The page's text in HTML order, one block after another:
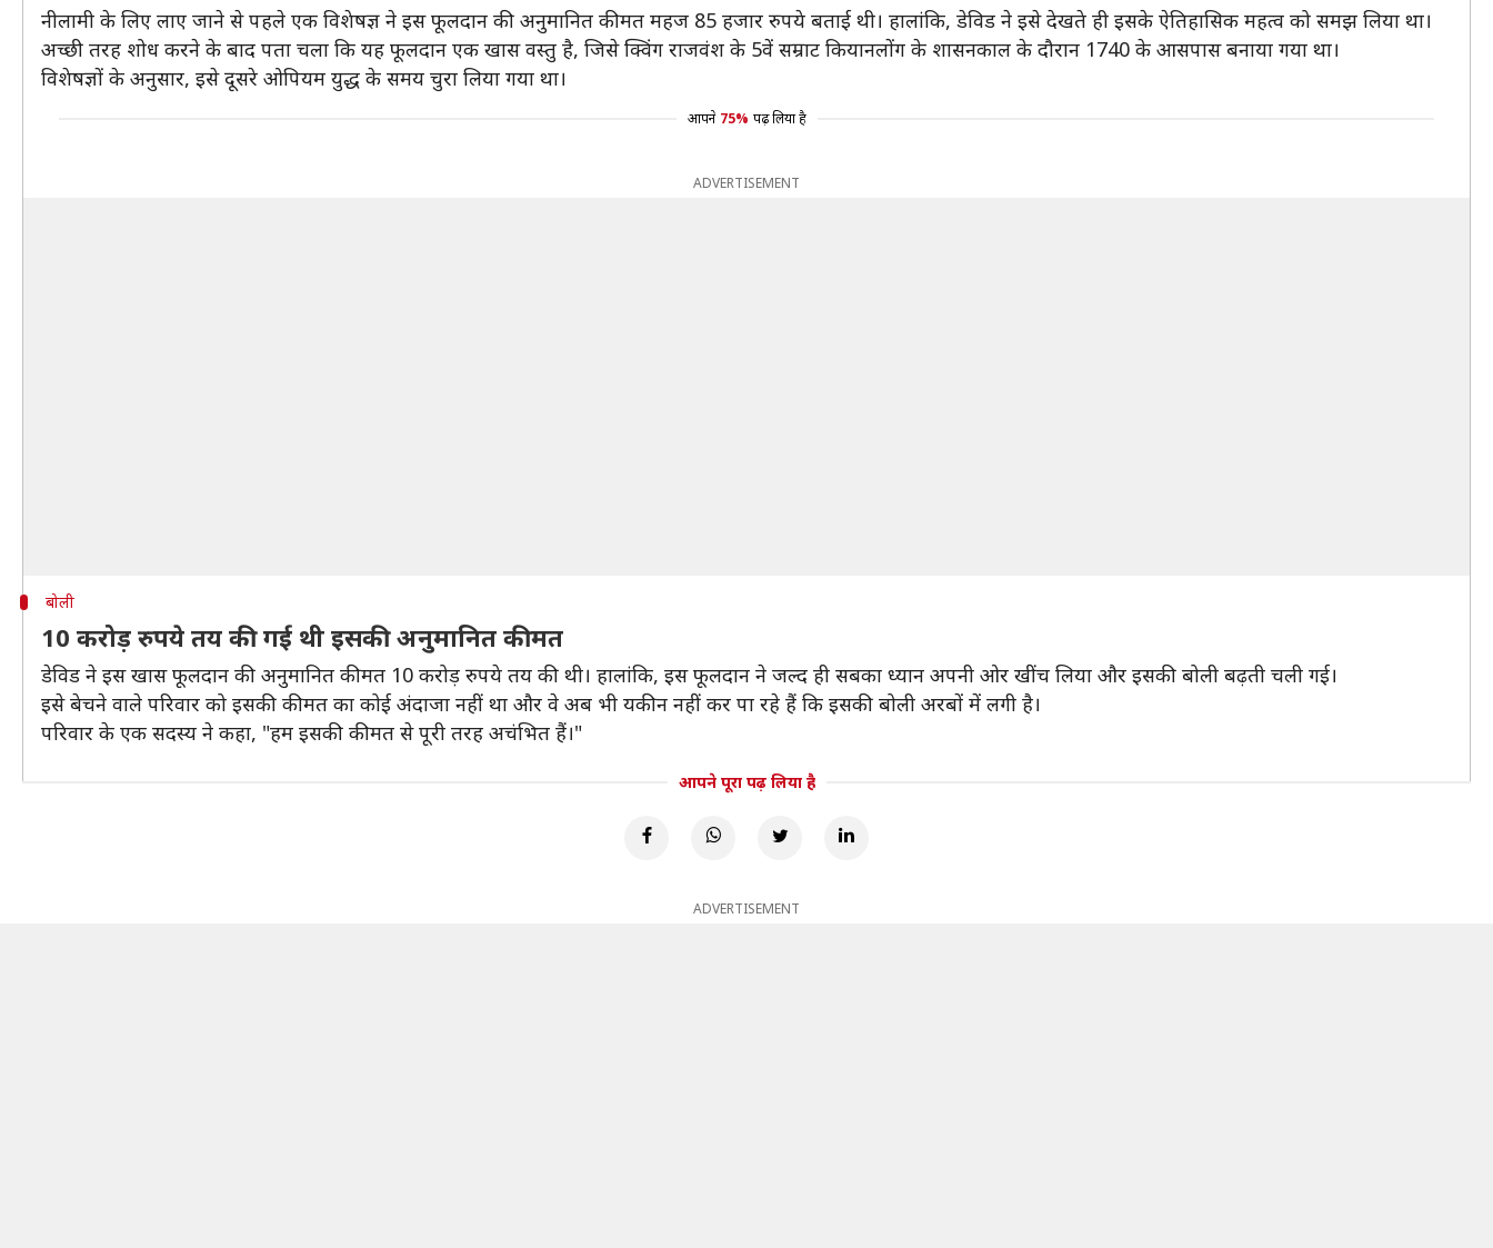
नीलामी के लिए लाए जाने से पहले एक विशेषज्ञ ने इस फूलदान की अनुमानित कीमत महज 85 हजार रुपये बताई थी। हालांकि, डेविड ने इसे देखते ही इसके ऐतिहासिक महत्व को समझ लिया था।
अच्छी तरह शोध करने के बाद पता चला कि यह फूलदान एक खास वस्तु है, जिसे क्विंग राजवंश के 5वें सम्राट कियानलोंग के शासनकाल के दौरान 1740 के आसपास बनाया गया था।
विशेषज्ञों के अनुसार, इसे दूसरे ओपियम युद्ध के समय चुरा लिया गया था।
आपने 75% पढ़ लिया है
ADVERTISEMENT
बोली
10 करोड़ रुपये तय की गई थी इसकी अनुमानित कीमत
डेविड ने इस खास फूलदान की अनुमानित कीमत 10 करोड़ रुपये तय की थी। हालांकि, इस फूलदान ने जल्द ही सबका ध्यान अपनी ओर खींच लिया और इसकी बोली बढ़ती चली गई।
इसे बेचने वाले परिवार को इसकी कीमत का कोई अंदाजा नहीं था और वे अब भी यकीन नहीं कर पा रहे हैं कि इसकी बोली अरबों में लगी है।
परिवार के एक सदस्य ने कहा, "हम इसकी कीमत से पूरी तरह अचंभित हैं।"
आपने पूरा पढ़ लिया है
ADVERTISEMENT